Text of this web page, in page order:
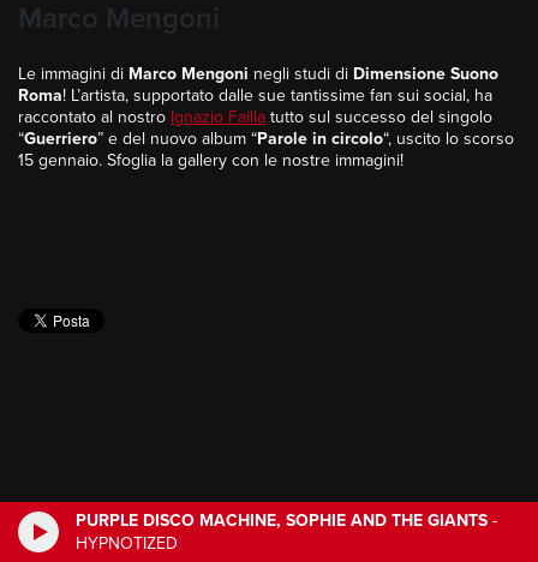
PURPLE DISCO MACHINE, SOPHIE AND THE GIANTS -
HYPNOTIZED
Marco Mengoni
Le immagini di Marco Mengoni negli studi di Dimensione Suono
Roma! L’artista, supportato dalle sue tantissime fan sui social, ha
raccontato al nostro Ignazio Failla tutto sul successo del singolo
“Guerriero” e del nuovo album “Parole in circolo“, uscito lo scorso
15 gennaio. Sfoglia la gallery con le nostre immagini!